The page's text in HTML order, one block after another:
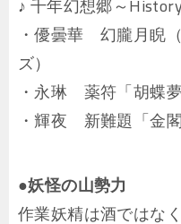
♪ 千年幻想郷～
・優曇華 幻朧月睨
ズ）
・永琳 薬符「胡蝶
・輝夜 新難題「金
●妖怪の山勢力
作業妖精は酒ではな